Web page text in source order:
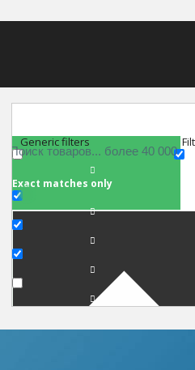
Generic filters
Exact matches only